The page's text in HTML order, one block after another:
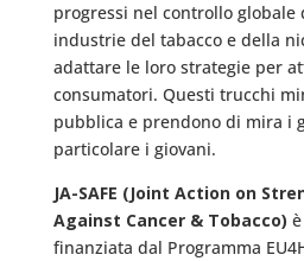
progressi nel controllo globale
industrie del tabacco e della
adattare le loro strategie per
consumatori. Questi trucchi
pubblica e prendono di mira i
particolare i giovani.
JA-SAFE (Joint Action on
Against Cancer & Tobacco)
finanziata dal Programma